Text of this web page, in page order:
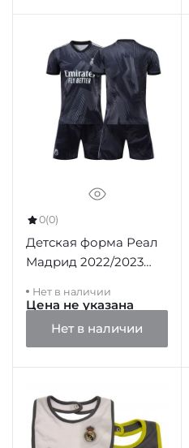
0(0)
Детская форма Реал
Мадрид 2022/2023
(футболка и шорты)
Нет в наличии
Цена не указана
Нет в наличии